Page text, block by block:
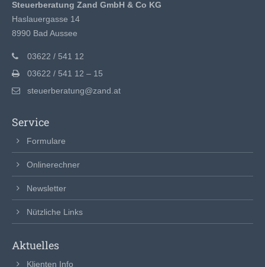
Steuerberatung Zand GmbH & Co KG
Haslauergasse 14
8990 Bad Aussee
03622 / 541 12
03622 / 541 12 – 15
steuerberatung@zand.at
Service
Formulare
Onlinerechner
Newsletter
Nützliche Links
Aktuelles
Klienten Info